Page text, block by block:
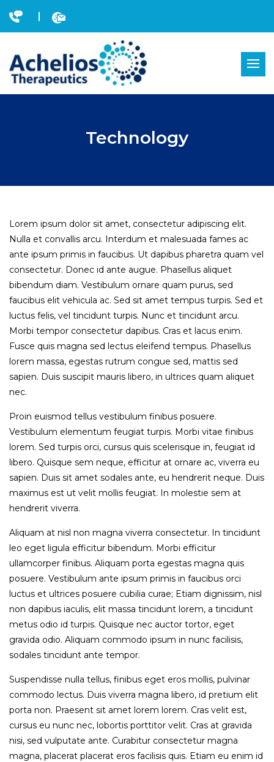
Technology
Lorem ipsum dolor sit amet, consectetur adipiscing elit.
Nulla et convallis arcu. Interdum et malesuada fames ac
ante ipsum primis in faucibus. Ut dapibus pharetra quam vel
consectetur. Donec id ante augue. Phasellus aliquet
bibendum diam. Vestibulum ornare quam purus, sed
faucibus elit vehicula ac. Sed sit amet tempus turpis. Sed et
luctus felis, vel tincidunt turpis. Nunc et tincidunt arcu.
Morbi tempor consectetur dapibus. Cras et lacus enim.
Fusce quis magna sed lectus eleifend tempus. Phasellus
lorem massa, egestas rutrum congue sed, mattis sed
sapien. Duis suscipit mauris libero, in ultrices quam aliquet
nec.
Proin euismod tellus vestibulum finibus posuere.
Vestibulum elementum feugiat turpis. Morbi vitae finibus
lorem. Sed turpis orci, cursus quis scelerisque in, feugiat id
libero. Quisque sem neque, efficitur at ornare ac, viverra eu
sapien. Duis sit amet sodales ante, eu hendrerit neque. Duis
maximus est ut velit mollis feugiat. In molestie sem at
hendrerit viverra.
Aliquam at nisl non magna viverra consectetur. In tincidunt
leo eget ligula efficitur bibendum. Morbi efficitur
ullamcorper finibus. Aliquam porta egestas magna quis
posuere. Vestibulum ante ipsum primis in faucibus orci
luctus et ultrices posuere cubilia curae; Etiam dignissim, nisl
non dapibus iaculis, elit massa tincidunt lorem, a tincidunt
metus odio id turpis. Quisque nec auctor tortor, eget
gravida odio. Aliquam commodo ipsum in nunc facilisis,
sodales tincidunt ante tempor.
Suspendisse nulla tellus, finibus eget eros mollis, pulvinar
commodo lectus. Duis viverra magna libero, id pretium elit
porta non. Praesent sit amet lorem lorem. Cras velit est,
cursus eu nunc nec, lobortis porttitor velit. Cras at gravida
nisi, sed vulputate ante. Curabitur consectetur magna
magna, placerat placerat eros facilisis quis. Etiam eu enim id